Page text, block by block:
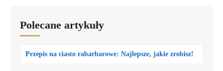
Polecane artykuły
Przepis na ciasto rabarbarowe: Najlepsze, jakie zrobisz!